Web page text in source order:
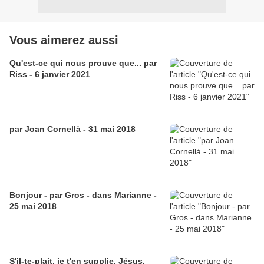
Vous aimerez aussi
Qu'est-ce qui nous prouve que... par
Riss - 6 janvier 2021
par Joan Cornellà - 31 mai 2018
Bonjour - par Gros - dans Marianne -
25 mai 2018
S'il-te-plait, je t'en supplie, Jésus,